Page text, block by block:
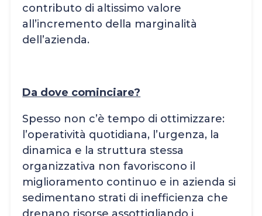
contributo di altissimo valore
all’incremento della marginalità
dell’azienda.
Da dove cominciare?
Spesso non c’è tempo di ottimizzare:
l’operatività quotidiana, l’urgenza, la
dinamica e la struttura stessa
organizzativa non favoriscono il
miglioramento continuo e in azienda si
sedimentano strati di inefficienza che